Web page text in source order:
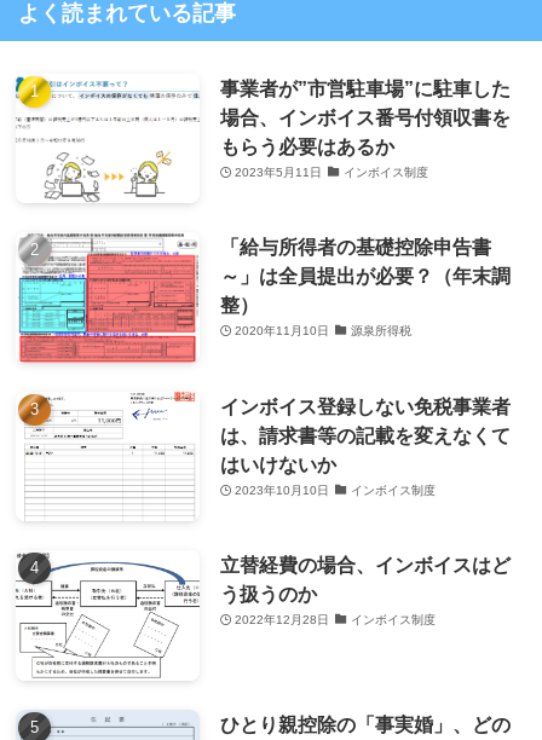
よく読まれている記事
事業者が”市営駐車場”に駐車した
場合、インボイス番号付領収書を
もらう必要はあるか
2023年5月11日 インボイス制度
「給与所得者の基礎控除申告書
～」は全員提出が必要？（年末調
整）
2020年11月10日 源泉所得税
インボイス登録しない免税事業者
は、請求書等の記載を変えなくて
はいけないか
2023年10月10日 インボイス制度
立替経費の場合、インボイスはど
う扱うのか
2022年12月28日 インボイス制度
ひとり親控除の「事実婚」、どの